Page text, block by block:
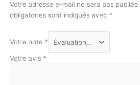
Votre adresse e-mail ne sera pas publiée.
obligatoires sont indiqués avec *
Votre note *
Votre avis *